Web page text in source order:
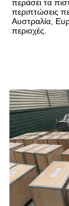
περάσει τα
περιπτώσεις
Αυστραλία,
περιοχές.